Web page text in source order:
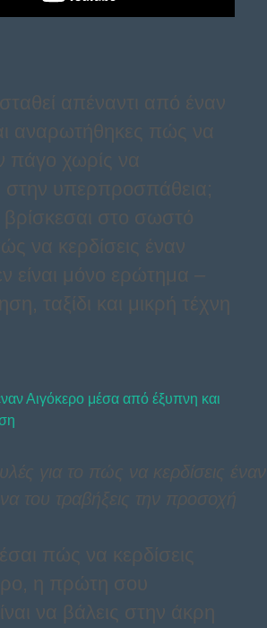
απέναντι από έναν
αναρωτήθηκες πώς να
πάγο χωρίς να
στην υπερπροσπάθεια;
βρίσκεσαι στο σωστό
να κερδίσεις έναν
είναι μόνο ερώτημα –
ταξίδι και μικρή τέχνη
για το πώς να κερδίσεις έναν
του τραβήξεις την προσοχή
πώς να κερδίσεις
η πρώτη σου
να βάλεις στην άκρη